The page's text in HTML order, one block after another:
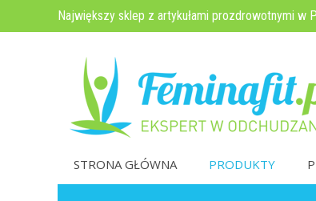
Największy sklep z artykułami prozdrowotnymi w
STRONA GŁÓWNA PRODUKTY